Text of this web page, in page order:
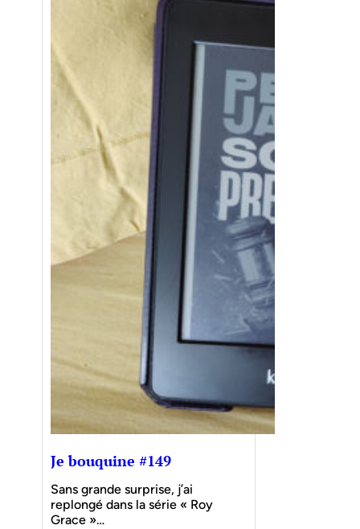
Je bouquine #149
Sans grande surprise, j’ai
replongé dans la série « Roy
Grace »…